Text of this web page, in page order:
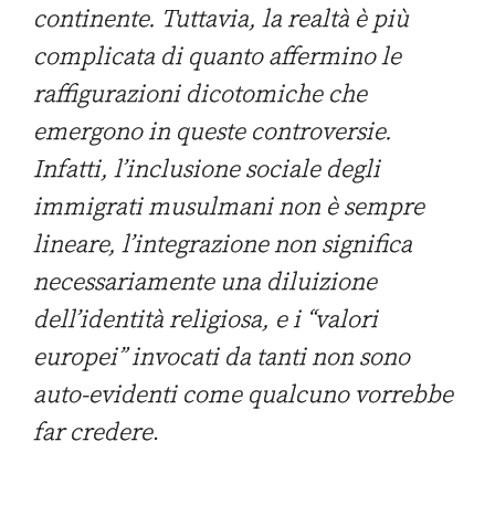
continente. Tuttavia, la realtà è più
complicata di quanto affermino le
raffigurazioni dicotomiche che
emergono in queste controversie.
Infatti, l’inclusione sociale degli
immigrati musulmani non è sempre
lineare, l’integrazione non significa
necessariamente una diluizione
dell’identità religiosa, e i “valori
europei” invocati da tanti non sono
auto-evidenti come qualcuno vorrebbe
far credere.